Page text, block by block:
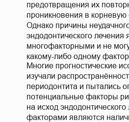
Многие прогностические
изучали
периодонтита и пытались
потенциальные факторы
на исход
факторами являются
предотвращения их
проникновения в корневую
Однако причины
эндодонтического лечения
многофакторными и не
какому-либо одному